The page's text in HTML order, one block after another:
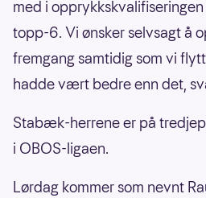
med i
topp-6. Vi ønsker selvsagt å
fremgang samtidig som vi
hadde vært bedre enn det,
Stabæk-herrene er på
i OBOS-ligaen.
Lørdag kommer som nevnt